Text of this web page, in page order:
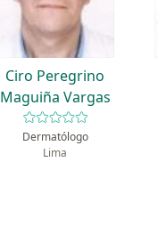
Ciro Peregrino
Maguiña Vargas
Dermatólogo
Lima